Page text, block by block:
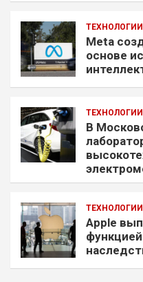
ТЕХНОЛОГИИ
Meta
основе
ТЕХНОЛОГИИ
В
ТЕХНОЛОГИИ
Apple